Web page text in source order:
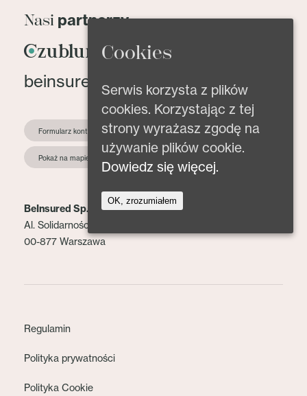
Nasi partnerzy
beinsured@beinsured.pl
Formularz kontaktowy
Pokaż na mapie
BeInsured Sp. z o.o.
Al. Solidarności 153 lok. 2
00-877 Warszawa
Regulamin
Polityka prywatności
Polityka Cookie
Cookies
Serwis korzysta z plików
cookies. Korzystając z tej
strony wyrażasz zgodę na
używanie plików cookie.
Dowiedz się więcej.
OK, zrozumiałem